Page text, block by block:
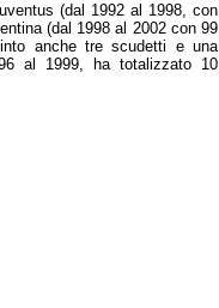
(dal 1992 al 1998, con
(dal 1998 al 2002 con 99
anche tre scudetti e una
al 1999, ha totalizzato 10